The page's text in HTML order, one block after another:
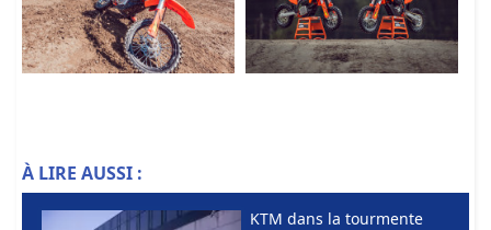
À LIRE AUSSI :
KTM dans la tourmente